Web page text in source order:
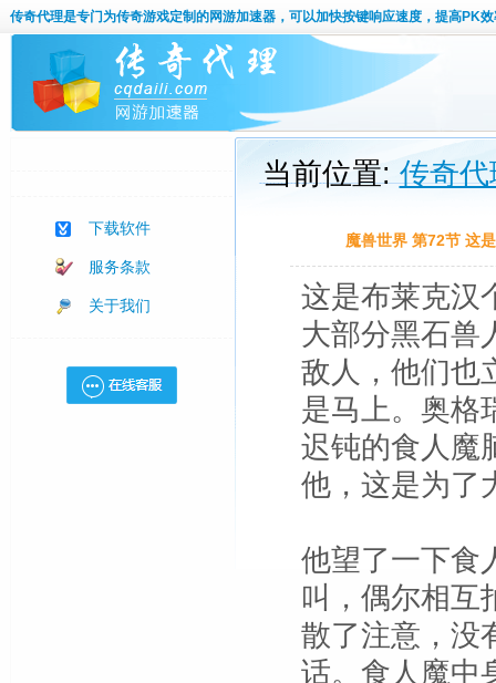
传奇代理是专门为传奇游戏定制的网游加速器，可以加快按键响应速度，提高PK效
下载软件
服务条款
关于我们
当前位置:传奇代
魔兽世界 第72节 这
这是布莱克汉
大部分黑石兽
敌人，他们也
是马上。奥格
迟钝的食人魔
他，这是为了
他望了一下食
叫，偶尔相互
散了注意，没
话。食人魔中